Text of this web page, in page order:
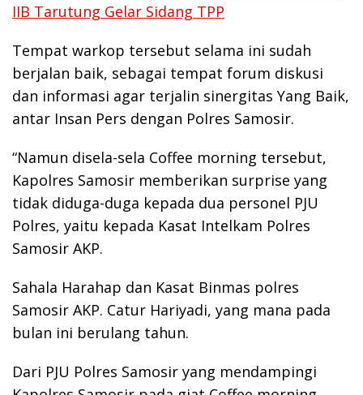
IIB Tarutung Gelar Sidang TPP
Tempat warkop tersebut selama ini sudah
berjalan baik, sebagai tempat forum diskusi
dan informasi agar terjalin sinergitas Yang Baik,
antar Insan Pers dengan Polres Samosir.
“Namun disela-sela Coffee morning tersebut,
Kapolres Samosir memberikan surprise yang
tidak diduga-duga kepada dua personel PJU
Polres, yaitu kepada Kasat Intelkam Polres
Samosir AKP.
Sahala Harahap dan Kasat Binmas polres
Samosir AKP. Catur Hariyadi, yang mana pada
bulan ini berulang tahun.
Dari PJU Polres Samosir yang mendampingi